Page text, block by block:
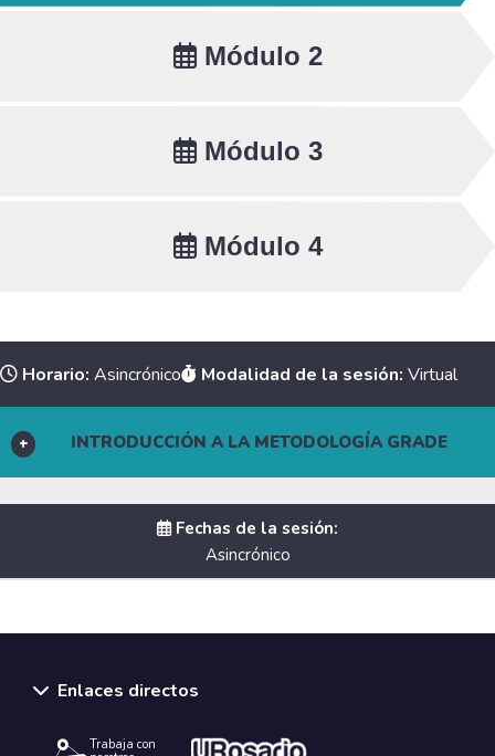
Módulo 2
Módulo 3
Módulo 4
Horario: Asincrónico Modalidad de la sesión: Virtual
INTRODUCCIÓN A LA METODOLOGÍA GRADE
Fechas de la sesión:
Asincrónico
Introducción al sistema GRADE
Enlaces directos
Trabaja con